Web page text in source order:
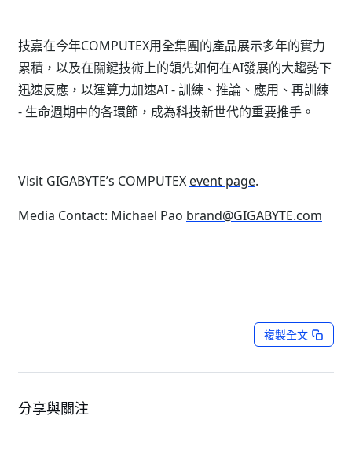
技嘉在今年COMPUTEX用全集團的產品展示多年的實力
累積，以及在關鍵技術上的領先如何在AI發展的大趨勢下
迅速反應，以運算力加速AI - 訓練、推論、應用、再訓練
- 生命週期中的各環節，成為科技新世代的重要推手。
Visit GIGABYTE’s COMPUTEX event page.
Media Contact: Michael Pao brand@GIGABYTE.com
複製全文
分享與關注